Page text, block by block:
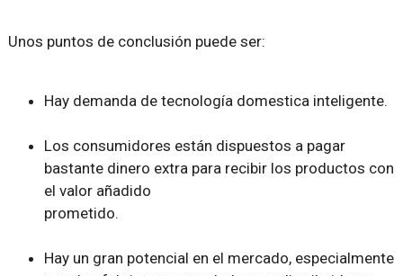
Unos puntos de conclusión puede ser:
Hay demanda de tecnología domestica inteligente.
Los consumidores están dispuestos a pagar
bastante dinero extra para recibir los productos con
el valor añadido
prometido.
Hay un gran potencial en el mercado, especialmente